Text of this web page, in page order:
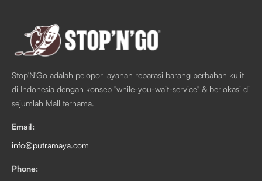
Stop'N'Go adalah pelopor layanan reparasi barang berbahan kulit
di Indonesia dengan konsep "while-you-wait-service" & berlokasi di
sejumlah Mall ternama.
Email:
info@putramaya.com
Phone: